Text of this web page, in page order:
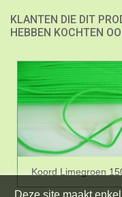
KLANTEN DIE DIT
HEBBEN KOCHTEN
Koord Limegroen
Deze site maakt